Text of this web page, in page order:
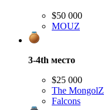
$50 000
MOUZ
3-4th место
$25 000
The MongolZ
Falcons